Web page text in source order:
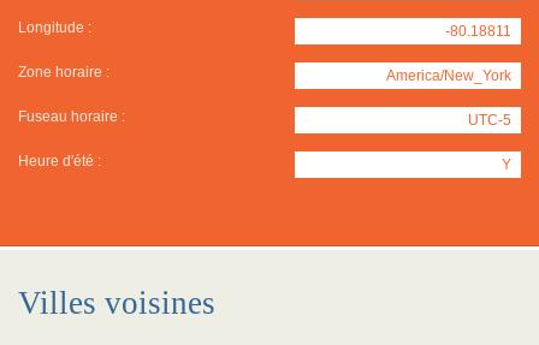
Longitude : -80.18811
Zone horaire : America/New_York
Fuseau horaire : UTC-5
Heure d'été : Y
Villes voisines